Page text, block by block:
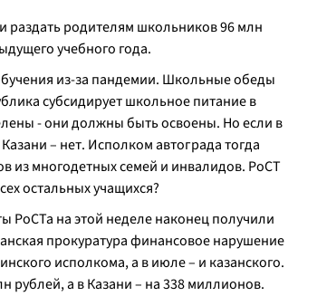
раздать родителям школьников 96 млн
учебного года.
из-за пандемии. Школьные обеды
субсидирует школьное питание в
- они должны быть освоены. Но если в
– нет. Исполком автограда тогда
из многодетных семей и инвалидов. РоСТ
остальных учащихся?
РоСТа на этой неделе наконец получили
прокуратура финансовое нарушение
исполкома, а в июле – и казанского.
рублей, а в Казани – на 338 миллионов.